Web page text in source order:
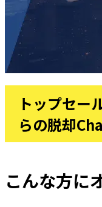
トップセー
らの脱却
こんな方に